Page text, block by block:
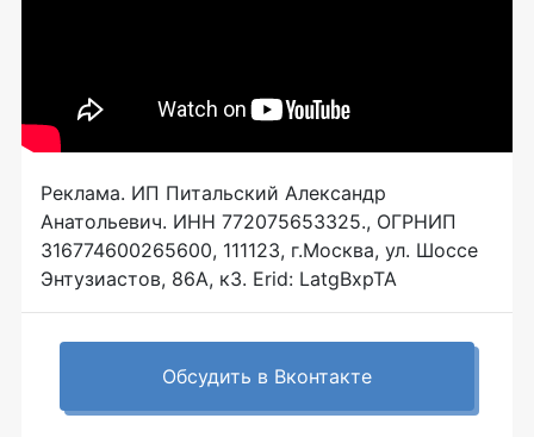
Реклама. ИП Питальский Александр
Анатольевич. ИНН 772075653325., ОГРНИП
316774600265600, 111123, г.Москва, ул. Шоссе
Энтузиастов, 86А, к3. Erid: LatgBxpTA
Обсудить в Вконтакте